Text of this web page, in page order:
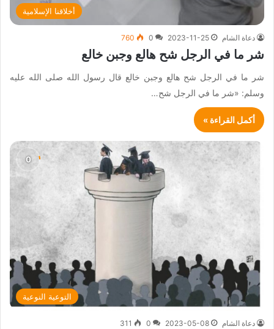
أخلاقنا الإسلامية
دعاة الشام 2023-11-25
0
760
شر ما في الرجل شح هالع وجبن خالع
شر ما في الرجل شح هالع وجبن خالع قال رسول الله صلى الله عليه
وسلم: «شر ما في الرجل شح…
أكمل القراءة »
التوعية النوعية
دعاة الشام 2023-05-08
0
311